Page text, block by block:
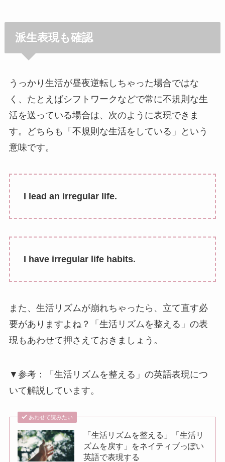
派生表現も確認
うっかり生活が昼夜逆転しちゃった場合ではな
く、たとえばシフトワークなどで常に不規則な生
活を送っている場合は、次のように表現できま
す。どちらも「不規則な生活をしている」という
意味です。
I lead an irregular life.
I have irregular life habits.
また、生活リズムが崩れちゃったら、立て直す必
要がありますよね？「生活リズムを整える」の表
現もあわせて押さえておきましょう。
▼参考：「生活リズムを整える」の英語表現につ
いて解説しています。
あわせて読みたい
「生活リズムを整える」「生活リ
ズムを戻す」をネイティブっぽい
英語で表現する